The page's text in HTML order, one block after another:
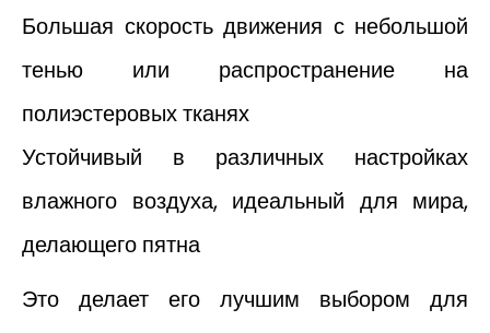
Большая скорость движения с небольшой
тенью или распространение на
полиэстеровых тканях
Устойчивый в различных настройках
влажного воздуха, идеальный для мира,
делающего пятна
Это делает его лучшим выбором для